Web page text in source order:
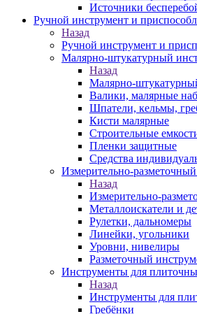
Источники
Ручной инструмент и
Назад
Ручной инструмент и
Малярно-штукатурный
Назад
Малярно-
Валики, малярные
Шпатели, кельмы,
Кисти малярные
Строительные
Пленки защитные
Средства
Измерительно-
Назад
Измерительно-
Металлоискатели и
Рулетки, дальномеры
Линейки, угольники
Уровни, нивелиры
Разметочный
Инструменты для
Назад
Инструменты для
Гребёнки